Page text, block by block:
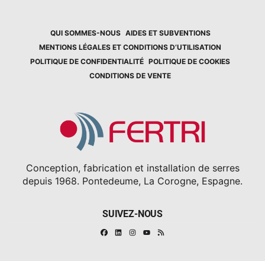
QUI SOMMES-NOUS AIDES ET SUBVENTIONS
MENTIONS LÉGALES ET CONDITIONS D’UTILISATION
POLITIQUE DE CONFIDENTIALITÉ POLITIQUE DE COOKIES
CONDITIONS DE VENTE
Conception, fabrication et installation de serres
depuis 1968. Pontedeume, La Corogne, Espagne.
SUIVEZ-NOUS
FacebookLinkedinInstagram